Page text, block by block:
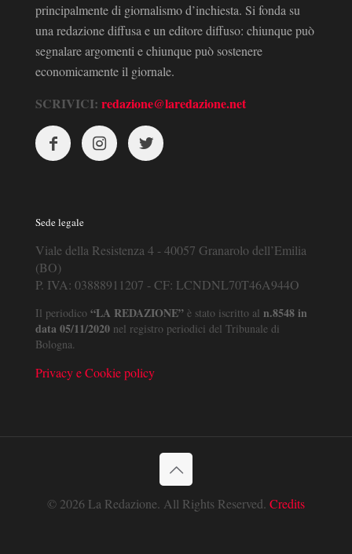
principalmente di giornalismo d’inchiesta. Si fonda su
una redazione diffusa e un editore diffuso: chiunque può
segnalare argomenti e chiunque può sostenere
economicamente il giornale.
SCRIVICI: redazione@laredazione.net
Sede legale
Viale della Resistenza 4 - 40057 Granarolo dell’Emilia
(BO)
P. IVA: 03888911207 - CF: LCNDNL70T46A944O
Il periodico “LA REDAZIONE” è stato iscritto al n.8548 in
data 05/11/2020 nel registro periodici del Tribunale di
Bologna.
Privacy e Cookie policy
© 2026 La Redazione. All Rights Reserved. Credits